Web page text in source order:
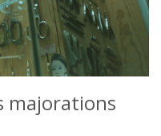
majorations